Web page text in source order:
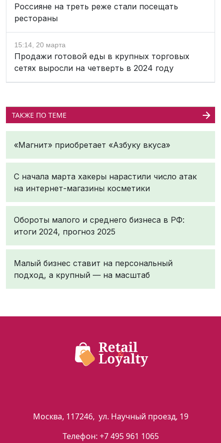
Россияне на треть реже стали посещать
рестораны
15:14, 20 марта
Продажи готовой еды в крупных торговых
сетях выросли на четверть в 2024 году
ТАКЖЕ ПО ТЕМЕ
«Магнит» приобретает «Азбуку вкуса»
С начала марта хакеры нарастили число атак
на интернет-магазины косметики
Обороты малого и среднего бизнеса в РФ:
итоги 2024, прогноз 2025
Малый бизнес ставит на персональный
подход, а крупный — на масштаб
Москва, 117246, ул. Научный проезд, 19
Телефон: +7 495 961 1065